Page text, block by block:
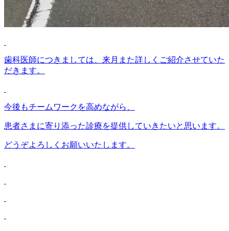
歯科医師につきましては、来月また詳しくご紹介させていた
だきます。
今後もチームワークを高めながら、
患者さまに寄り添った診療を提供していきたいと思います。
どうぞよろしくお願いいたします。